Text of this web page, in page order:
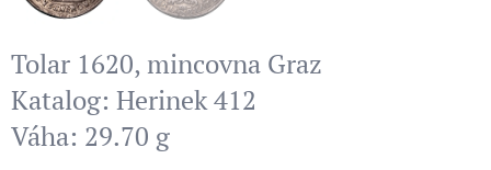
Tolar 1620, mincovna Graz
Katalog: Herinek 412
Váha: 29.70 g